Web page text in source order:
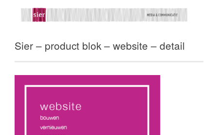
Sier – product blok – website – detail